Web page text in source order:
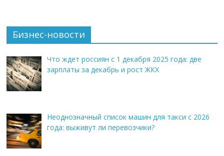
Бизнес-новости
Что ждет россиян с 1 декабря 2025 года: две
зарплаты за декабрь и рост ЖКХ
Неоднозначный список машин для такси с 2026
года: выживут ли перевозчики?